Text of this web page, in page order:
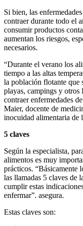
Si bien, las
contraer durante todo el
consumir productos
aumentan los riesgos,
necesarios.
“Durante el verano los
tiempo a las altas
la población flotante que
playas, campings y otros
contraer enfermedades
Maier, docente de
inocuidad alimentaria de
5 claves
Según la especialista,
alimentos es muy
prácticos. “Básicamente
las llamadas 5 claves de
cumplir estas
enfermar”. asegura.
Estas claves son: